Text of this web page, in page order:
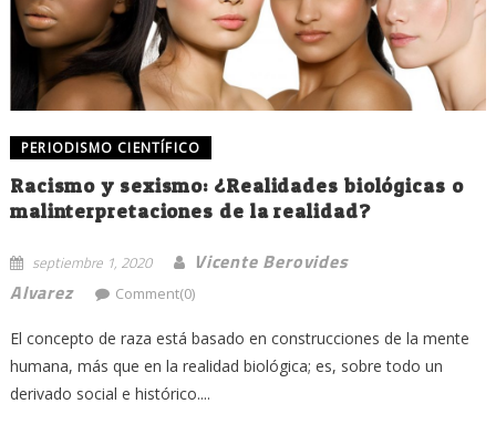
PERIODISMO CIENTÍFICO
Racismo y sexismo: ¿Realidades biológicas o
malinterpretaciones de la realidad?
septiembre 1, 2020
Vicente Berovides
Alvarez
Comment(0)
El concepto de raza está basado en construcciones de la mente
humana, más que en la realidad biológica; es, sobre todo un
derivado social e histórico....